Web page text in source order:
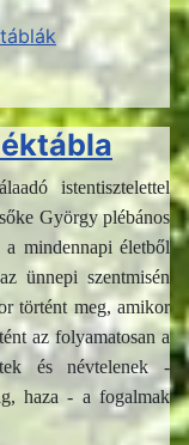
istentisztelettel
György plébános
mindennapi életből
ünnepi szentmisén
történt meg, amikor
az folyamatosan a
és névtelenek -
haza - a fogalmak